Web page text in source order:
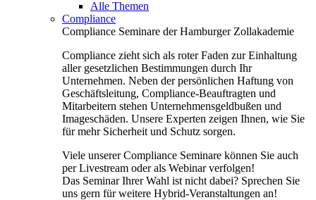
Alle Themen
Compliance
Compliance Seminare der Hamburger Zollakademie
Compliance zieht sich als roter Faden zur Einhaltung
aller gesetzlichen Bestimmungen durch Ihr
Unternehmen. Neben der persönlichen Haftung von
Geschäftsleitung, Compliance-Beauftragten und
Mitarbeitern stehen Unternehmensgeldbußen und
Imageschäden. Unsere Experten zeigen Ihnen, wie Sie
für mehr Sicherheit und Schutz sorgen.
Viele unserer Compliance Seminare können Sie auch
per Livestream oder als Webinar verfolgen!
Das Seminar Ihrer Wahl ist nicht dabei? Sprechen Sie
uns gern für weitere Hybrid-Veranstaltungen an!